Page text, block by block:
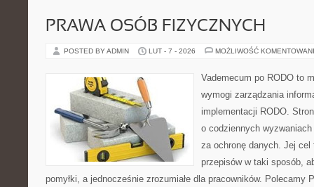
PRAWA OSÓB FIZYCZNYCH
POSTED BY ADMIN LUT - 7 - 2026 MOŻLIWOŚĆ
Vademecum po RODO to
wymogi zarządzania
implementacji RODO.
o codziennych
za ochronę danych. Jej cel
przepisów w taki sposób,
pomyłki, a jednocześnie zrozumiałe dla pracowników. Polecamy